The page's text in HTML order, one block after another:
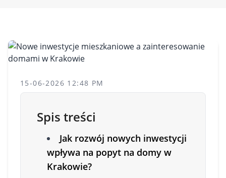
15-06-2026 12:48 PM
Spis treści
Jak rozwój nowych inwestycji
wpływa na popyt na domy w
Krakowie?